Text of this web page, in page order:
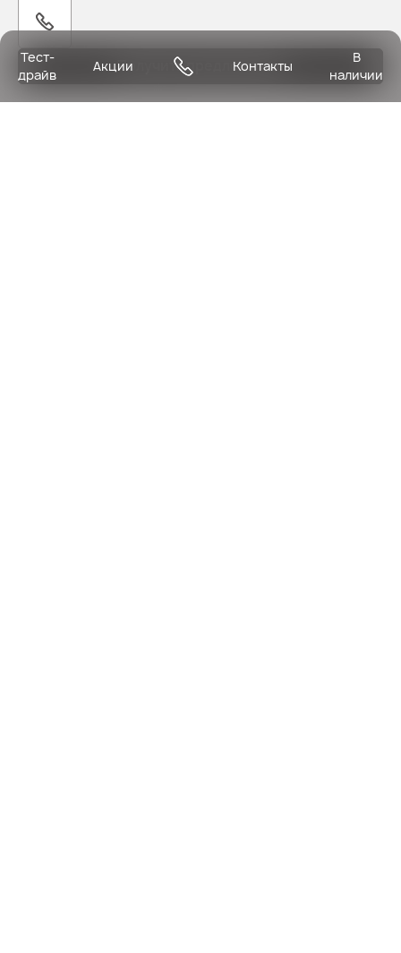
Получить предложение
Тест-
драйв
Акции Контакты
В
наличии